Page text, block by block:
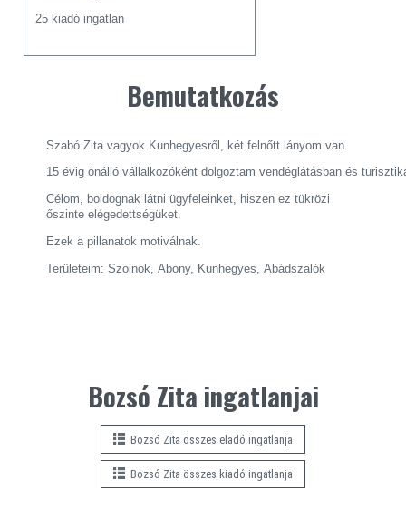
25 kiadó ingatlan
Bemutatkozás
Szabó Zita vagyok Kunhegyesről, két felnőtt lányom van.
15 évig önálló vállalkozóként dolgoztam vendéglátásban és
Célom, boldognak látni ügyfeleinket, hiszen ez tükrözi
őszinte elégedettségüket.
Ezek a pillanatok motiválnak.
Területeim: Szolnok, Abony, Kunhegyes, Abádszalók
Bozsó Zita ingatlanjai
Bozsó Zita összes eladó ingatlanja
Bozsó Zita összes kiadó ingatlanja